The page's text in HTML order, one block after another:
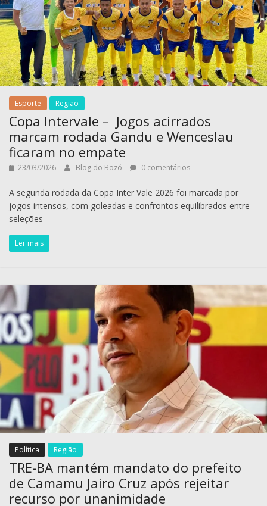
Esporte Região
Copa Intervale – Jogos acirrados
marcam rodada Gandu e Wenceslau
ficaram no empate
23/03/2026 Blog do Bozó 0 comentários
A segunda rodada da Copa Inter Vale 2026 foi marcada por
jogos intensos, com goleadas e confrontos equilibrados entre
seleções
Ler mais
Política Região
TRE-BA mantém mandato do prefeito
de Camamu Jairo Cruz após rejeitar
recurso por unanimidade